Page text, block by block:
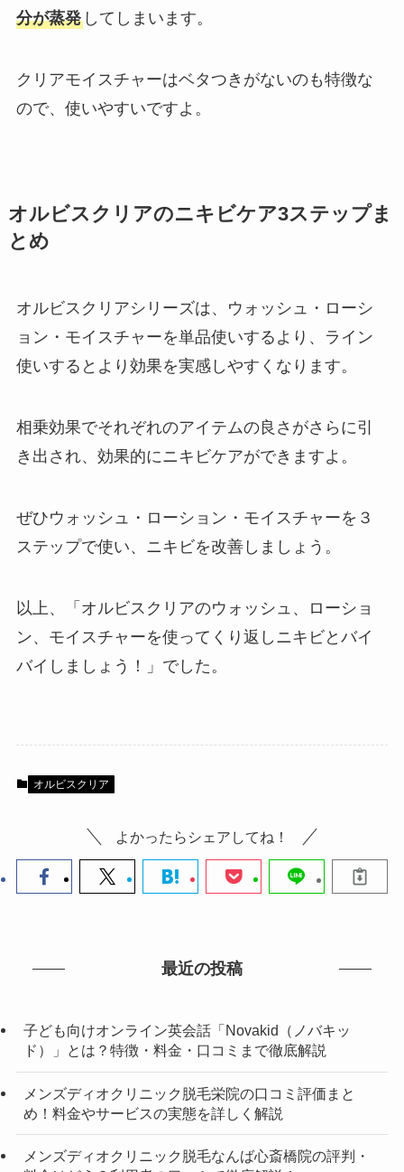
分が蒸発してしまいます。
クリアモイスチャーはベタつきがないのも特徴な
ので、使いやすいですよ。
オルビスクリアのニキビケア3ステップま
とめ
オルビスクリアシリーズは、ウォッシュ・ローシ
ョン・モイスチャーを単品使いするより、ライン
使いするとより効果を実感しやすくなります。
相乗効果でそれぞれのアイテムの良さがさらに引
き出され、効果的にニキビケアができますよ。
ぜひウォッシュ・ローション・モイスチャーを３
ステップで使い、ニキビを改善しましょう。
以上、「オルビスクリアのウォッシュ、ローショ
ン、モイスチャーを使ってくり返しニキビとバイ
バイしましょう！」でした。
オルビスクリア
よかったらシェアしてね！
最近の投稿
子ども向けオンライン英会話「Novakid（ノバキッ
ド）」とは？特徴・料金・口コミまで徹底解説
メンズディオクリニック脱毛栄院の口コミ評価まと
め！料金やサービスの実態を詳しく解説
メンズディオクリニック脱毛なんば心斎橋院の評判・